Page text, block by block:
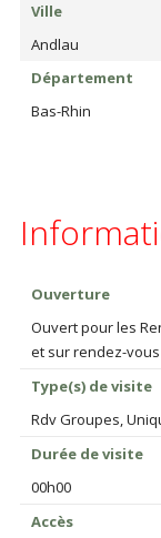
Ville
Andlau
Département
Bas-Rhin
Ouverture
Ouvert pour les
et sur rendez-
Type(s) de visite
Rdv Groupes,
Durée de visite
00h00
Accès